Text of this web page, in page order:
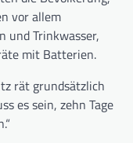
vor allem
und Trinkwasser,
mit Batterien.
rät grundsätzlich
es sein, zehn Tage